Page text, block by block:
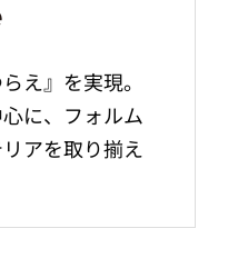
え』を実現。
に、フォルム
アを取り揃え